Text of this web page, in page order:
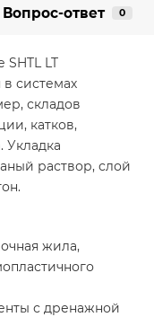
Вопрос-ответ 0
LT
системах
складов
катков,
Укладка
раствор, слой
жила,
с дренажной